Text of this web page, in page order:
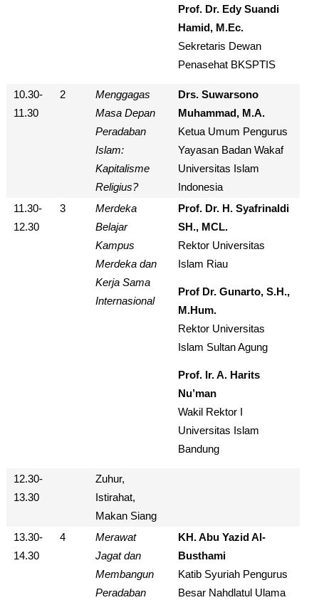
Prof. Dr. Edy Suandi
Hamid, M.Ec.
Sekretaris Dewan
Penasehat BKSPTIS
10.30-
11.30
2
Menggagas
Masa Depan
Peradaban
Islam:
Kapitalisme
Religius?
Drs. Suwarsono
Muhammad, M.A.
Ketua Umum Pengurus
Yayasan Badan Wakaf
Universitas Islam
Indonesia
11.30-
12.30
3
Merdeka
Belajar
Kampus
Merdeka dan
Kerja Sama
Internasional
Prof. Dr. H. Syafrinaldi
SH., MCL.
Rektor Universitas
Islam Riau
Prof Dr. Gunarto, S.H.,
M.Hum.
Rektor Universitas
Islam Sultan Agung
Prof. Ir. A. Harits
Nu’man
Wakil Rektor I
Universitas Islam
Bandung
12.30-
13.30
Zuhur,
Istirahat,
Makan Siang
13.30-
14.30
4
Merawat
Jagat dan
Membangun
Peradaban
KH. Abu Yazid Al-
Busthami
Katib Syuriah Pengurus
Besar Nahdlatul Ulama